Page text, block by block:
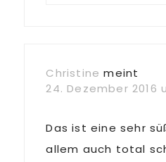
Christine meint
24. Dezember 2016
Das ist eine sehr
allem auch total